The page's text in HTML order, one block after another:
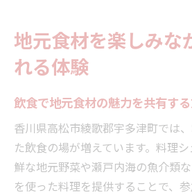
地元食材を楽しみな
れる体験
飲食で地元食材の魅力を共有す
香川県高松市綾歌郡宇多津町では
た飲食の場が増えています。料理
鮮な地元野菜や瀬戸内海の魚介類
を使った料理を提供することで、